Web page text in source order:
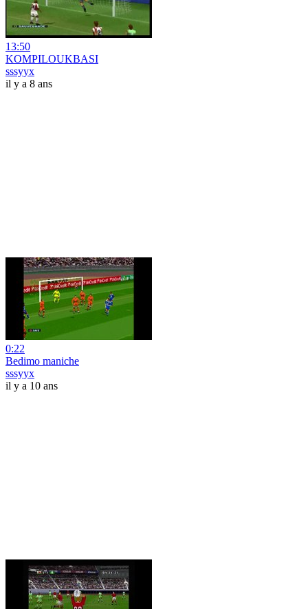
13:50
KOMPILOUKBASI
sssyyx
il y a 8 ans
0:22
Bedimo maniche
sssyyx
il y a 10 ans